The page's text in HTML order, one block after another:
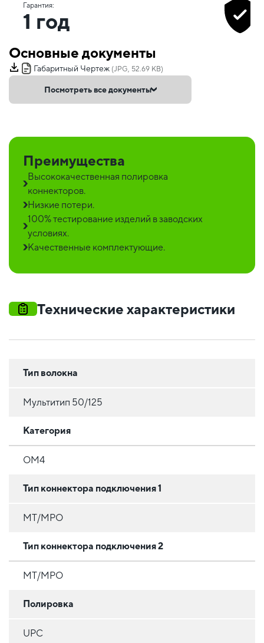
Гарантия:
1 год
Основные документы
Габаритный Чертеж (JPG, 52.69 KB)
Посмотреть все документы
Преимущества
Высококачественная полировка
коннекторов.
Низкие потери.
100% тестирование изделий в заводских
условиях.
Качественные комплектующие.
Технические характеристики
Тип волокна
Мультитип 50/125
Категория
OM4
Тип коннектора подключения 1
MT/MPO
Тип коннектора подключения 2
MT/MPO
Полировка
UPC